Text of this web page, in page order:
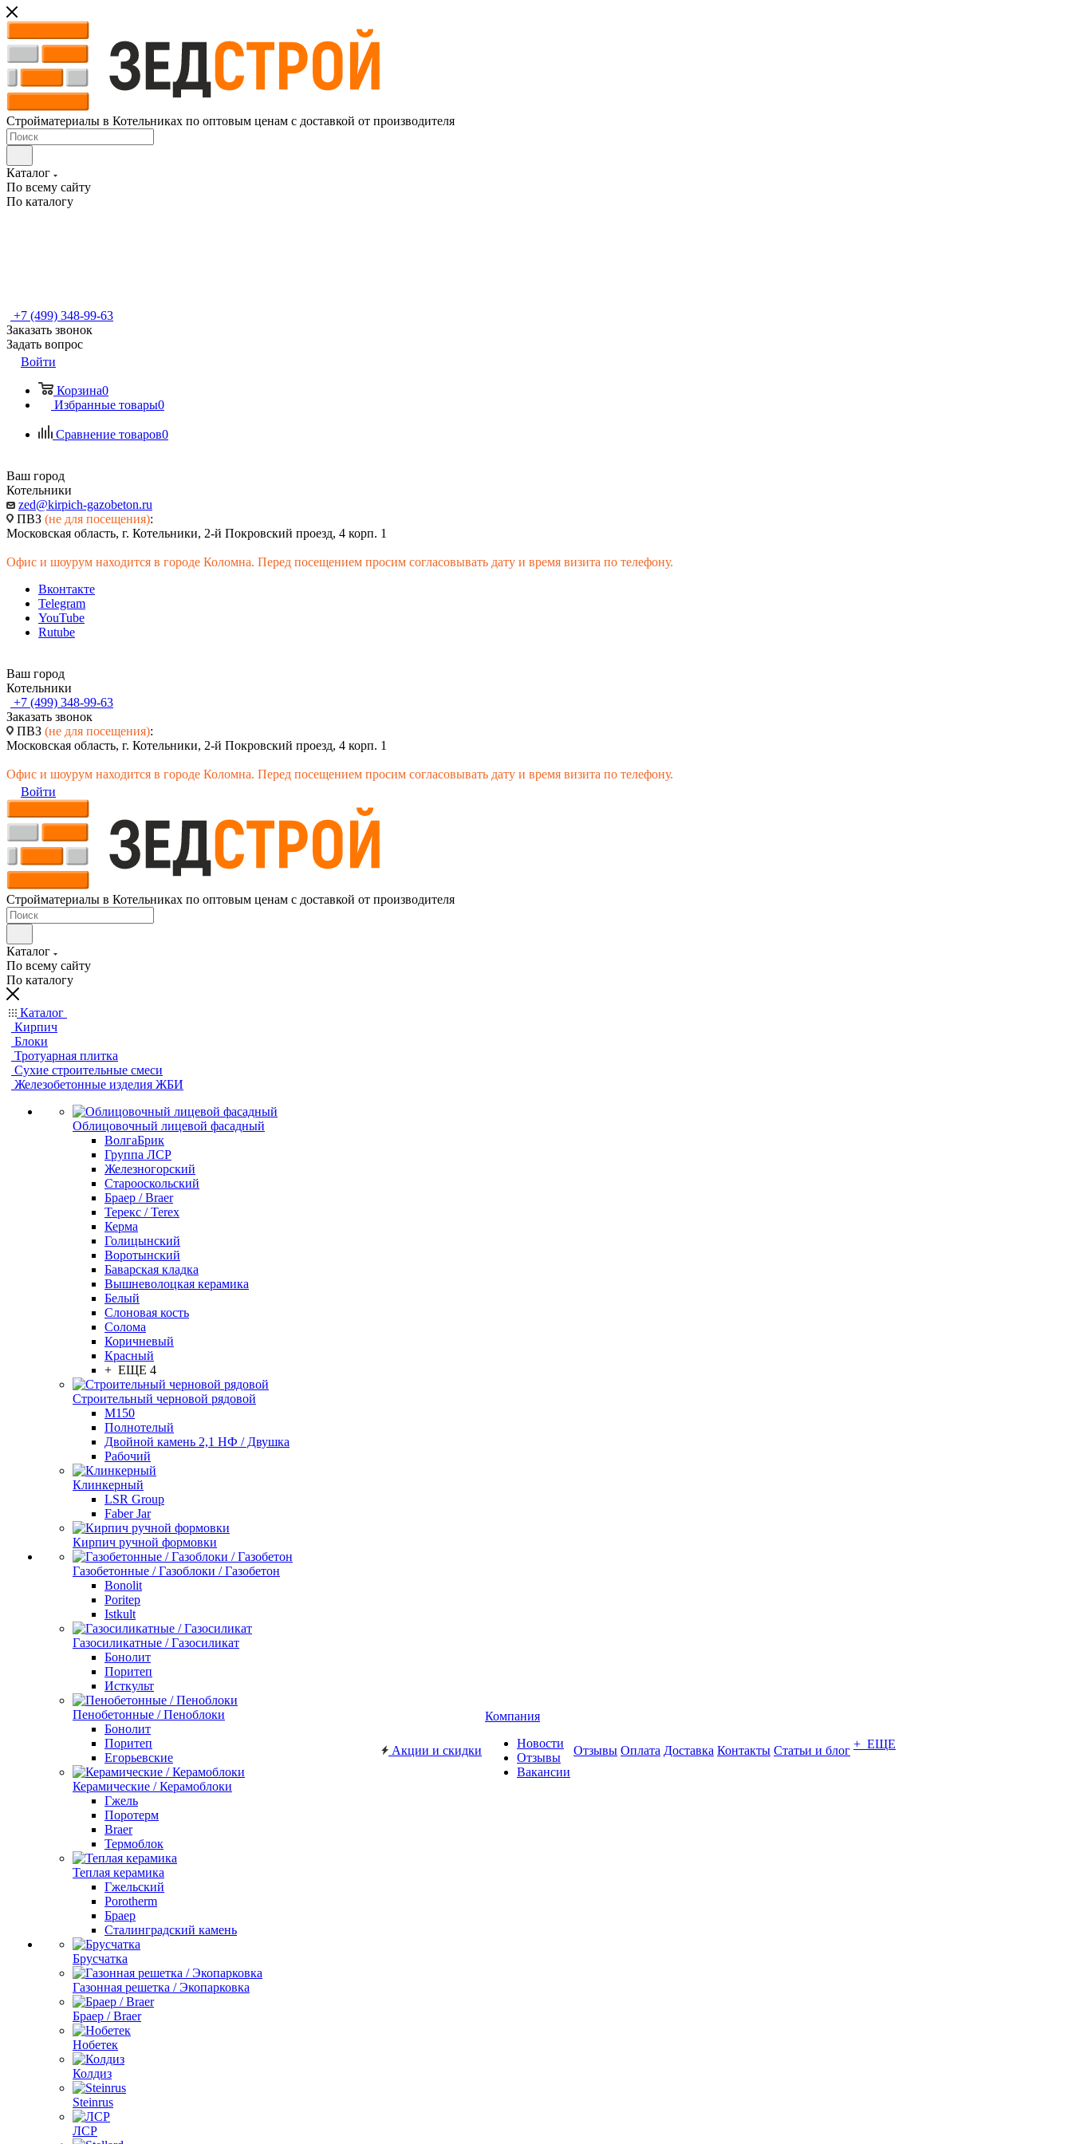
Стройматериалы в Котельниках по оптовым ценам с доставкой от производителя
Каталог
По всему сайту
По каталогу
+7 (499) 348-99-63
Заказать звонок
Задать вопрос
Войти
Корзина0
Избранные товары0
Сравнение товаров0
Ваш город
Котельники
zed@kirpich-gazobeton.ru
ПВЗ (не для посещения):
Московская область, г. Котельники, 2-й Покровский проезд, 4 корп. 1
Офис и шоурум находится в городе Коломна. Перед посещением просим согласовывать дату и время визита по телефону.
Вконтакте
Telegram
YouTube
Rutube
Ваш город
Котельники
+7 (499) 348-99-63
Заказать звонок
ПВЗ (не для посещения):
Московская область, г. Котельники, 2-й Покровский проезд, 4 корп. 1
Офис и шоурум находится в городе Коломна. Перед посещением просим согласовывать дату и время визита по телефону.
Войти
Стройматериалы в Котельниках по оптовым ценам с доставкой от производителя
Каталог
По всему сайту
По каталогу
Каталог
Кирпич
Блоки
Тротуарная плитка
Сухие строительные смеси
Железобетонные изделия ЖБИ
Облицовочный лицевой фасадный
ВолгаБрик
Группа ЛСР
Железногорский
Старооскольский
Браер / Braer
Терекс / Terex
Керма
Голицынский
Воротынский
Баварская кладка
Вышневолоцкая керамика
Белый
Слоновая кость
Солома
Коричневый
Красный
+ ЕЩЕ 4
Строительный черновой рядовой
М150
Полнотелый
Двойной камень 2,1 НФ / Двушка
Рабочий
Клинкерный
LSR Group
Faber Jar
Кирпич ручной формовки
Газобетонные / Газоблоки / Газобетон
Bonolit
Poritep
Istkult
Газосиликатные / Газосиликат
Бонолит
Поритеп
Исткульт
Пенобетонные / Пеноблоки
Бонолит
Поритеп
Егорьевские
Керамические / Керамоблоки
Гжель
Поротерм
Braer
Термоблок
Теплая керамика
Гжельский
Porotherm
Браер
Сталинградский камень
Брусчатка
Газонная решетка / Экопарковка
Браер / Braer
Нобетек
Колдиз
Steinrus
ЛСР
Акции и скидки
Компания
Новости
Отзывы
Вакансии
Отзывы Оплата Доставка Контакты Статьи и блог + ЕЩЕ